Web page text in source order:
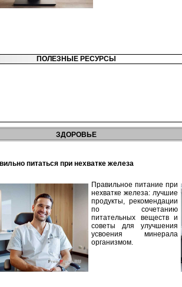
ПОЛЕЗНЫЕ РЕСУРСЫ
ЗДОРОВЬЕ
питаться при нехватке железа
Правильное питание при
нехватке железа: лучшие
продукты, рекомендации
по сочетанию
питательных веществ и
советы для улучшения
усвоения минерала
организмом.